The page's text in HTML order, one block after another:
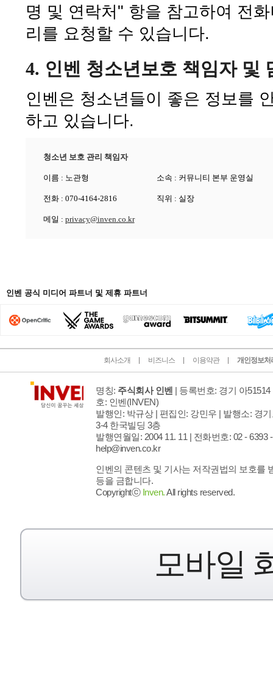
명 및 연락처" 항을 참고하여 전
리를 요청할 수 있습니다.
4. 인벤 청소년보호 책임자 및
인벤은 청소년들이 좋은 정보를
하고 있습니다.
청소년 보호 관리 책임자
이름 : 노관형 소속 : 커뮤니티 본부 운영실
전화 : 070-4164-2816 직위 : 실장
메일 : privacy@inven.co.kr
인벤 공식 미디어 파트너 및 제휴 파트너
회사소개 비즈니스 이용약관 개인정보처
명칭: 주식회사 인벤 | 등록번호: 경기 아
호: 인벤(INVEN)
발행인: 박규상 | 편집인: 강민우 | 발행소: 경
3-4 한국빌딩 3층
발행연월일: 2004 11. 11 | 전화번호: 02 - 6393
help@inven.co.kr
인벤의 콘텐츠 및 기사는 저작권법의 보호를
등을 금합니다.
Copyrightⓒ Inven.All rights reserved.
모바일